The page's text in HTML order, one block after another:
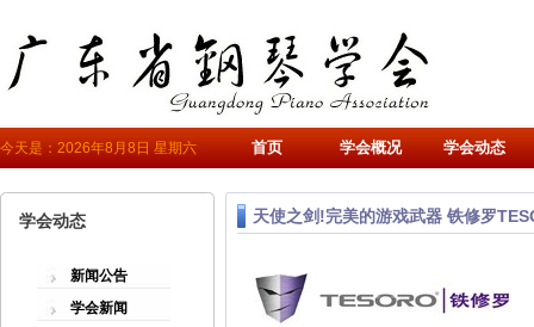
今天是：2026年8月8日 星期六 首页 学会概况 学会动态
学会动态
新闻公告
学会新闻
天使之剑!完美的游戏武器 铁修罗